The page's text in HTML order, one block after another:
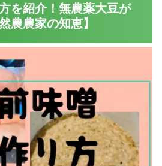
を紹介！無農薬大豆が
農農家の知恵】